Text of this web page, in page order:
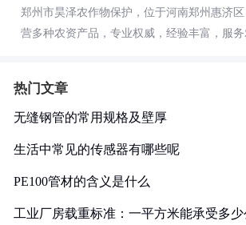
郑州市昊泽农作物保护，位于河南郑州惠济区
营多种农资产品，专业权威，经验丰富，服务
热门文章
无缝钢管的常用规格及壁厚
生活中常见的传感器有哪些呢
PE100管材的含义是什么
工业厂房载重标准：一平方米能承受多